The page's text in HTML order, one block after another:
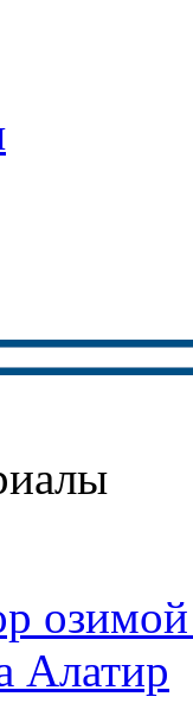
озимой
Алатир